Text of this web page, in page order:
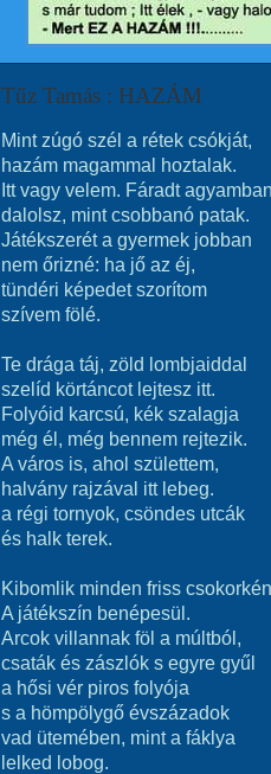
Tűz Tamás : HAZÁM
Mint zúgó szél a rétek csókját,
hazám magammal hoztalak.
Itt vagy velem. Fáradt
dalolsz, mint csobbanó patak.
Játékszerét a gyermek jobban
nem őrizné: ha jő az éj,
tündéri képedet szorítom
szívem fölé.
Te drága táj, zöld lombjaiddal
szelíd körtáncot lejtesz itt.
Folyóid karcsú, kék szalagja
még él, még bennem rejtezik.
A város is, ahol születtem,
halvány rajzával itt lebeg.
a régi tornyok, csöndes utcák
és halk terek.
Kibomlik minden friss
A játékszín benépesül.
Arcok villannak föl a múltból,
csaták és zászlók s egyre gyűl
a hősi vér piros folyója
s a hömpölygő évszázadok
vad ütemében, mint a fáklya
lelked lobog.